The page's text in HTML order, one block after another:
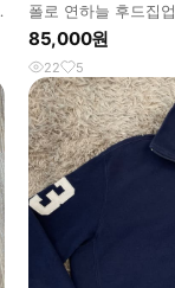
폴로 연하늘 후드집업
85,000원
22 5